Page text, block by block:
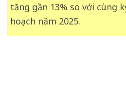
tăng gần 13% so với cùng
hoạch năm 2025.